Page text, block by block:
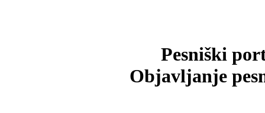
Pesniški
Objavljanje